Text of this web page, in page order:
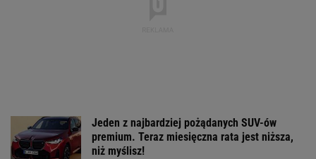
Jeden z najbardziej pożądanych SUV-ów
premium. Teraz miesięczna rata jest niższa,
niż myślisz!